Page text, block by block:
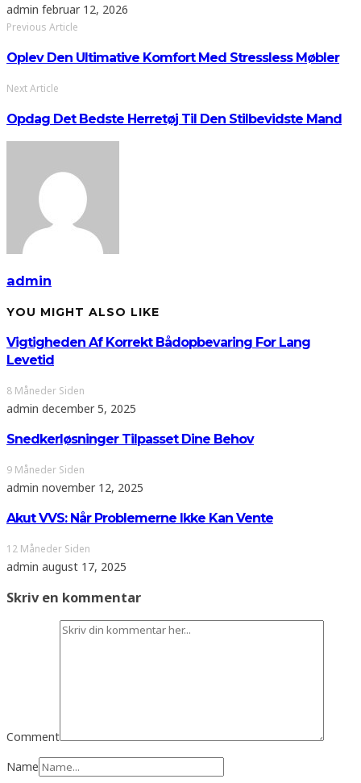
admin februar 12, 2026
Previous Article
Oplev Den Ultimative Komfort Med Stressless Møbler
Next Article
Opdag Det Bedste Herretøj Til Den Stilbevidste Mand
admin
YOU MIGHT ALSO LIKE
Vigtigheden Af Korrekt Bådopbevaring For Lang
Levetid
8 Måneder Siden
admin december 5, 2025
Snedkerløsninger Tilpasset Dine Behov
9 Måneder Siden
admin november 12, 2025
Akut VVS: Når Problemerne Ikke Kan Vente
12 Måneder Siden
admin august 17, 2025
Skriv en kommentar
Comment
Name